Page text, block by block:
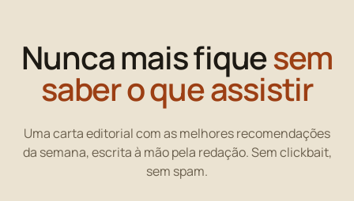
Nunca mais fiquesem
saber o que assistir
Uma carta editorial com as melhores recomendações
da semana, escrita à mão pela redação. Sem clickbait,
sem spam.